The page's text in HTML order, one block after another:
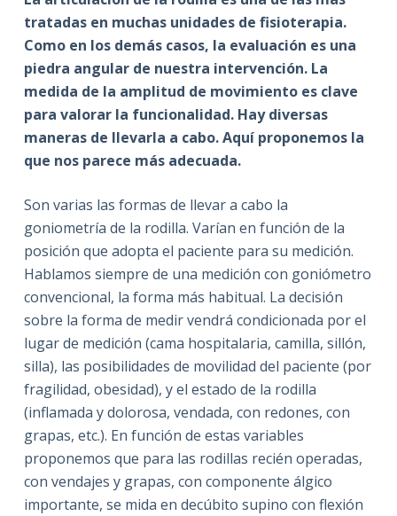
tratadas en muchas unidades de fisioterapia.
Como en los demás casos, la evaluación es una
piedra angular de nuestra intervención. La
medida de la amplitud de movimiento es clave
para valorar la funcionalidad. Hay diversas
maneras de llevarla a cabo. Aquí proponemos la
que nos parece más adecuada.
Son varias las formas de llevar a cabo la
goniometría de la rodilla. Varían en función de la
posición que adopta el paciente para su medición.
Hablamos siempre de una medición con goniómetro
convencional, la forma más habitual. La decisión
sobre la forma de medir vendrá condicionada por el
lugar de medición (cama hospitalaria, camilla, sillón,
silla), las posibilidades de movilidad del paciente (por
fragilidad, obesidad), y el estado de la rodilla
(inflamada y dolorosa, vendada, con redones, con
grapas, etc.). En función de estas variables
proponemos que para las rodillas recién operadas,
con vendajes y grapas, con componente álgico
importante, se mida en decúbito supino con flexión